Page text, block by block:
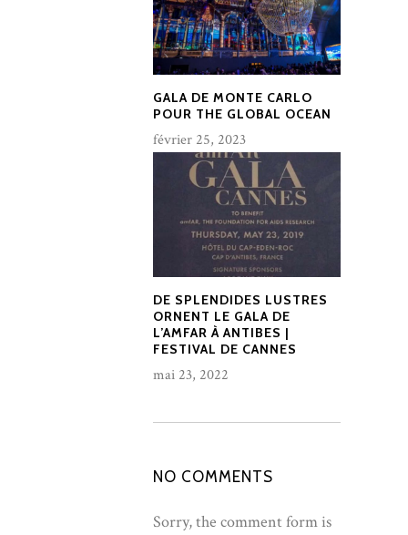
GALA DE MONTE CARLO
POUR THE GLOBAL OCEAN
février 25, 2023
DE SPLENDIDES LUSTRES
ORNENT LE GALA DE
L’AMFAR À ANTIBES |
FESTIVAL DE CANNES
mai 23, 2022
NO COMMENTS
Sorry, the comment form is